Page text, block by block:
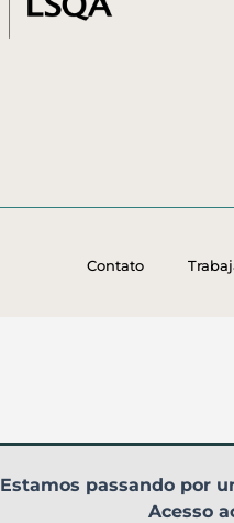
Contato
Estamos passando por
Acesso